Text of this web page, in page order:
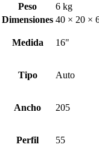
Peso
6 kg
Dimensiones 40 × 20 ×
Medida 16"
Tipo Auto
Ancho 205
Perfil 55